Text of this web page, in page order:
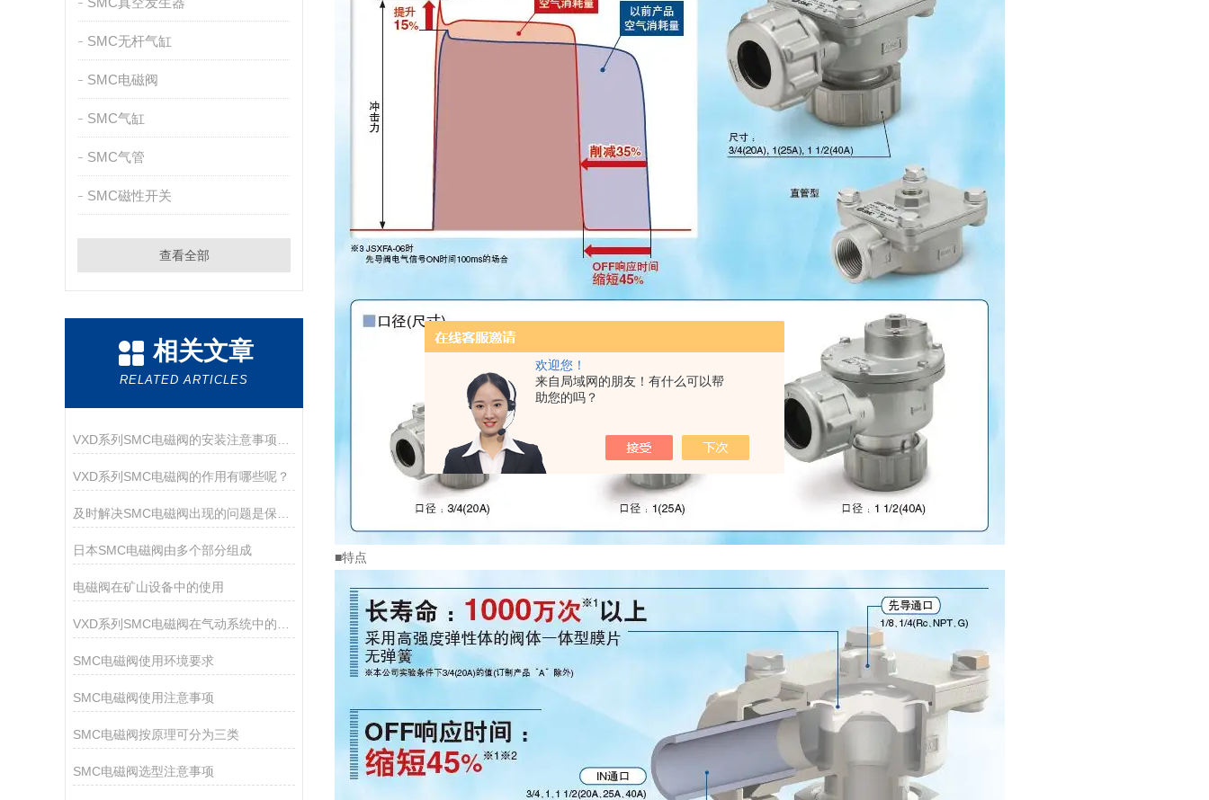
欢迎您！
来自局域网的朋友！有什么可以帮
助您的吗？
SMC无杆气缸
SMC电磁阀
SMC气缸
SMC气管
SMC磁性开关
查看全部
相关文章
RELATED ARTICLES
VXD系列SMC电磁阀的作用有哪些呢？
日本SMC电磁阀由多个部分组成
电磁阀在矿山设备中的使用
SMC电磁阀使用环境要求
SMC电磁阀使用注意事项
SMC电磁阀按原理可分为三类
SMC电磁阀选型注意事项
■特点